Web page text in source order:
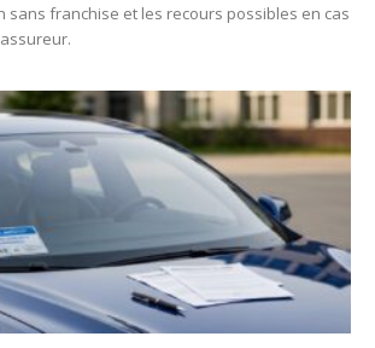
sans franchise et les recours possibles en cas